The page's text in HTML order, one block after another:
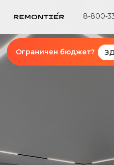
Ограничен бюджет? ЗДЕСЬ